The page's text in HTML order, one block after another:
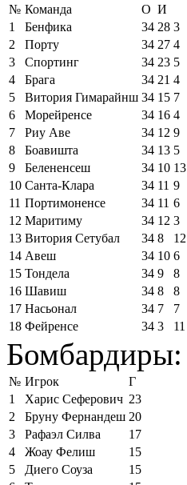
№ Команда О И
1
Бенфика 34 28 3
2
Порту 34 27 4
3
Спортинг 34 23 5
4
Брага 34 21 4
5
Витория Гимарайнш 34 15 7
6
Морейренсе 34 16 4
7
Риу Аве 34 12 9
8
Боавишта 34 13 5
9
Белененсеш 34 10 13
10 Санта-Клара 34 11 9
11 Портимоненсе 34 11 6
12 Маритиму 34 12 3
13 Витория Сетубал 34 8 12
14 Авеш 34 10 6
15 Тондела 34 9 8
16 Шавиш 34 8 8
17 Насьонал 34 7 7
18 Фейренсе 34 3 11
Бомбардиры:
№ Игрок
Г
1
Харис Сеферович 23
2
Бруну Фернандеш 20
3
Рафаэл Силва
17
4
Жоау Фелиш
15
5
Диего Соуза
15